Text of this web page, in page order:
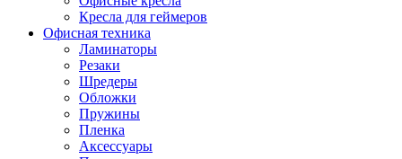
Кресла для геймеров
Офисная техника
Ламинаторы
Резаки
Шредеры
Обложки
Пружины
Пленка
Аксессуары